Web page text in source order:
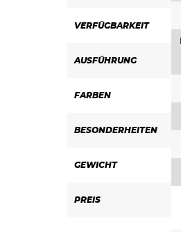
VERFÜGBARKEIT
AUSFÜHRUNG
FARBEN
BESONDERHEITEN
GEWICHT
PREIS